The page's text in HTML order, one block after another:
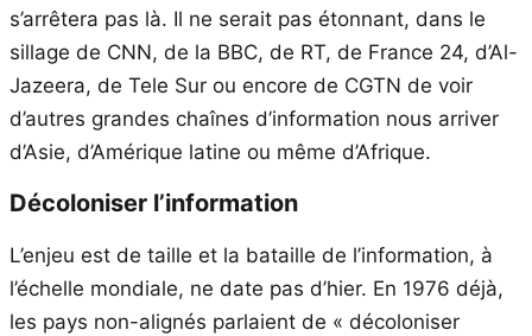
s’arrêtera pas là. Il ne serait pas étonnant, dans le
sillage de CNN, de la BBC, de RT, de France 24, d’Al-
Jazeera, de Tele Sur ou encore de CGTN de voir
d’autres grandes chaînes d’information nous arriver
d’Asie, d’Amérique latine ou même d’Afrique.
Décoloniser l’information
L’enjeu est de taille et la bataille de l’information, à
l’échelle mondiale, ne date pas d’hier. En 1976 déjà,
les pays non-alignés parlaient de « décoloniser